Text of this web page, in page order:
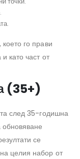
, което го прави
като част от
(35+)
след 35-годишна
обновяване
се
целия набор от